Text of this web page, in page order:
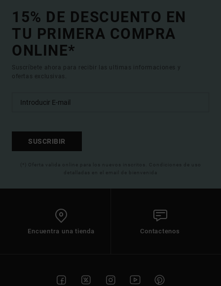
15% DE DESCUENTO EN
TU PRIMERA COMPRA
ONLINE*
Suscríbete ahora para recibir las ultimas informaciones y
ofertas exclusivas.
SUSCRIBIR
(*) Oferta valida online para los nuevos inscritos. Condiciones de uso
detalladas en el email de bienvenida
Encuentra una tienda Contactenos